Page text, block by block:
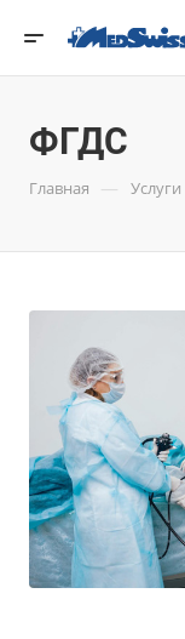
ФГДС
Главная — Услуги